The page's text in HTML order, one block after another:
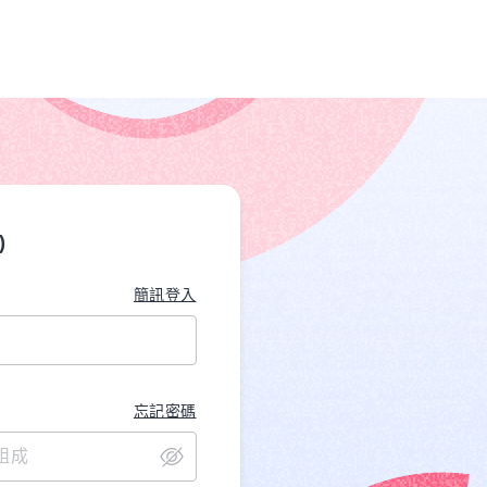
簡訊登入
忘記密碼